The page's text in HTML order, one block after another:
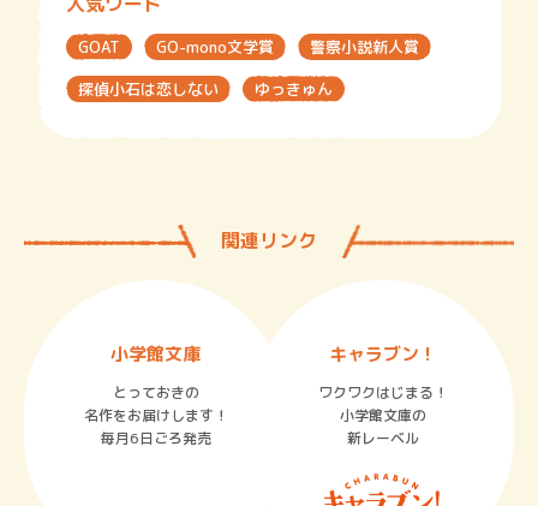
GOAT GO-mono文学賞
警察小説新人賞
探偵小石は恋しない
ゆっきゅん
関連リンク
小学館文庫
とっておきの
名作をお届けします！
毎月6日ごろ発売
キャラブン！
ワクワクはじまる！
小学館文庫の
新レーベル